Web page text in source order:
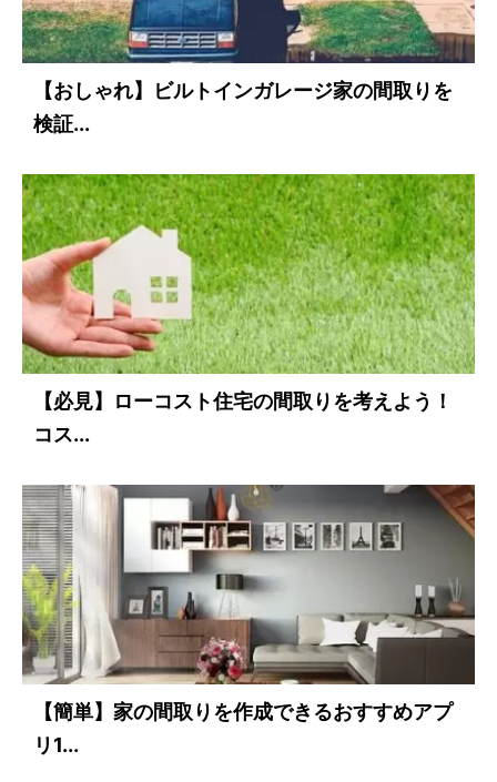
【おしゃれ】ビルトインガレージ家の間取りを
検証...
【必見】ローコスト住宅の間取りを考えよう！
コス...
【簡単】家の間取りを作成できるおすすめアプ
リ1...